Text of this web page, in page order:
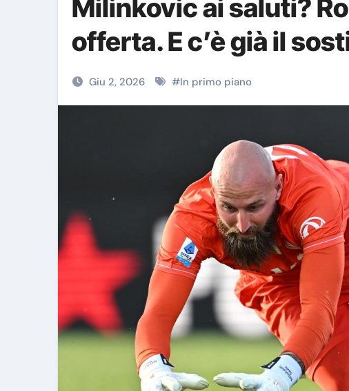
Milinkovic ai saluti?
offerta. E c’è già il
Giu 2, 2026 #In primo piano